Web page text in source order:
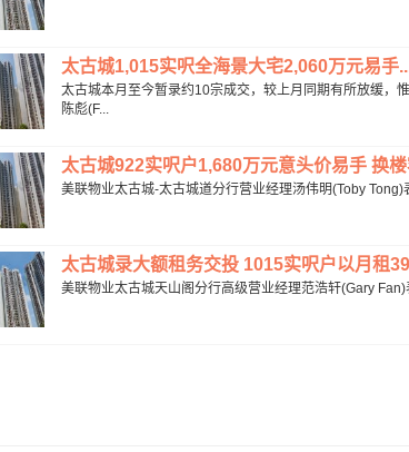
太古城1,015实呎全海景大宅2,060万元易手
太古城本月至今暂录约10宗成交，较上月同期有所放缓，
陈彪(F...
太古城922实呎户1,680万元意头价易手 换
美联物业太古城-太古城道分行营业经理汤伟明(Toby
太古城录大额租务交投 1015实呎户以月租
美联物业太古城天山阁分行高级营业经理范浩轩(Gary